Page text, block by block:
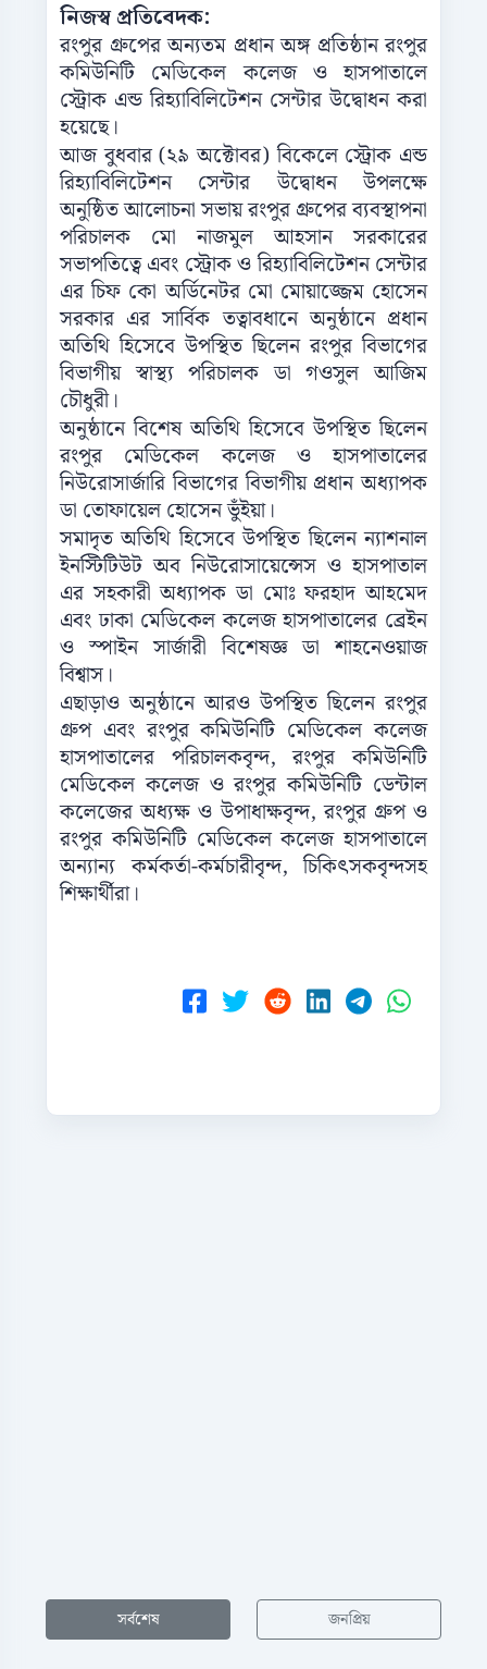
নিজস্ব প্রতিবেদক:
রংপুর গ্রুপের অন্যতম প্রধান অঙ্গ প্রতিষ্ঠান রংপুর
কমিউনিটি মেডিকেল কলেজ ও হাসপাতালে
স্ট্রোক এন্ড রিহ্যাবিলিটেশন সেন্টার উদ্বোধন করা
হয়েছে।
আজ বুধবার (২৯ অক্টোবর) বিকেলে স্ট্রোক এন্ড
রিহ্যাবিলিটেশন সেন্টার উদ্বোধন উপলক্ষে
অনুষ্ঠিত আলোচনা সভায় রংপুর গ্রুপের ব্যবস্থাপনা
পরিচালক মো নাজমুল আহসান সরকারের
সভাপতিত্বে এবং স্ট্রোক ও রিহ্যাবিলিটেশন সেন্টার
এর চিফ কো অর্ডিনেটর মো মোয়াজ্জেম হোসেন
সরকার এর সার্বিক তত্বাবধানে অনুষ্ঠানে প্রধান
অতিথি হিসেবে উপস্থিত ছিলেন রংপুর বিভাগের
বিভাগীয় স্বাস্থ্য পরিচালক ডা গওসুল আজিম
চৌধুরী।
অনুষ্ঠানে বিশেষ অতিথি হিসেবে উপস্থিত ছিলেন
রংপুর মেডিকেল কলেজ ও হাসপাতালের
নিউরোসার্জারি বিভাগের বিভাগীয় প্রধান অধ্যাপক
ডা তোফায়েল হোসেন ভুঁইয়া।
সমাদৃত অতিথি হিসেবে উপস্থিত ছিলেন ন্যাশনাল
ইনস্টিটিউট অব নিউরোসায়েন্সেস ও হাসপাতাল
এর সহকারী অধ্যাপক ডা মোঃ ফরহাদ আহমেদ
এবং ঢাকা মেডিকেল কলেজ হাসপাতালের ব্রেইন
ও স্পাইন সার্জারী বিশেষজ্ঞ ডা শাহনেওয়াজ
বিশ্বাস।
এছাড়াও অনুষ্ঠানে আরও উপস্থিত ছিলেন রংপুর
গ্রুপ এবং রংপুর কমিউনিটি মেডিকেল কলেজ
হাসপাতালের পরিচালকবৃন্দ, রংপুর কমিউনিটি
মেডিকেল কলেজ ও রংপুর কমিউনিটি ডেন্টাল
কলেজের অধ্যক্ষ ও উপাধাক্ষবৃন্দ, রংপুর গ্রুপ ও
রংপুর কমিউনিটি মেডিকেল কলেজ হাসপাতালে
অন্যান্য কর্মকর্তা-কর্মচারীবৃন্দ, চিকিৎসকবৃন্দসহ
শিক্ষার্থীরা।
সর্বশেষ জনপ্রিয়